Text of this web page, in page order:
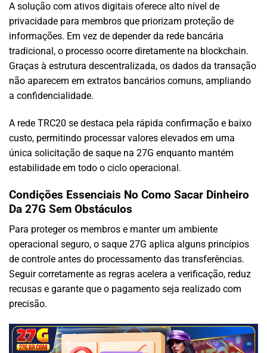
A solução com ativos digitais oferece alto nível de
privacidade para membros que priorizam proteção de
informações. Em vez de depender da rede bancária
tradicional, o processo ocorre diretamente na blockchain.
Graças à estrutura descentralizada, os dados da transação
não aparecem em extratos bancários comuns, ampliando
a confidencialidade.
A rede TRC20 se destaca pela rápida confirmação e baixo
custo, permitindo processar valores elevados em uma
única solicitação de saque na 27G enquanto mantém
estabilidade em todo o ciclo operacional.
Condições Essenciais No Como Sacar Dinheiro
Da 27G Sem Obstáculos
Para proteger os membros e manter um ambiente
operacional seguro, o saque 27G aplica alguns princípios
de controle antes do processamento das transferências.
Seguir corretamente as regras acelera a verificação, reduz
recusas e garante que o pagamento seja realizado com
precisão.